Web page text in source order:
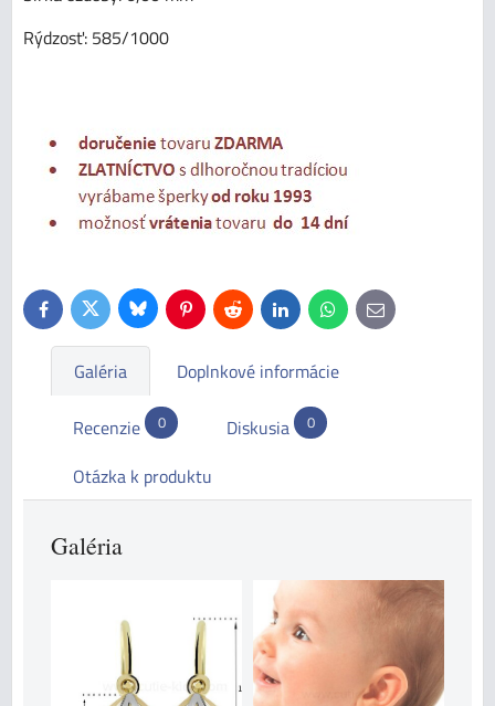
Rýdzosť: 585/1000
FacebookTwitterBlueskyPinterestReddit LinkedInWhatsApp
E-
mail
Galéria Doplnkové informácie
Recenzie 0 Diskusia 0
Otázka k produktu
Galéria